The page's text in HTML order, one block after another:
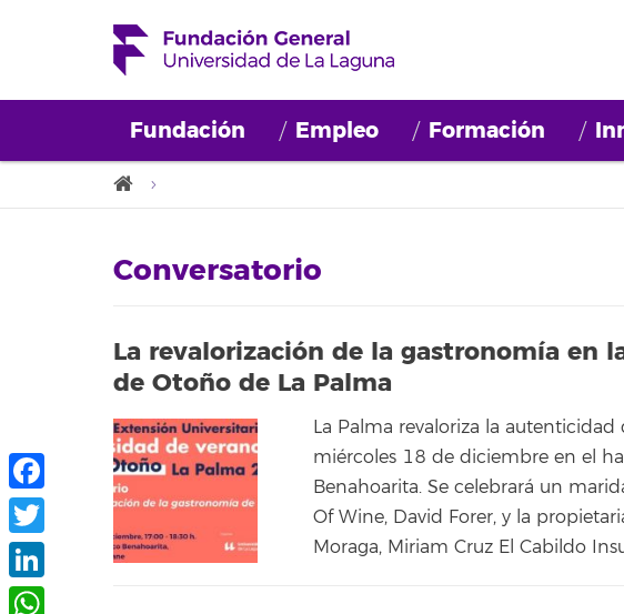
Fundación Empleo Formación
Conversatorio
La revalorización de la gastronomía en
de Otoño de La Palma
La Palma revaloriza la
miércoles 18 de diciembre en el
Benahoarita. Se celebrará un
Of Wine, David Forer, y la
Moraga, Miriam Cruz El Cabildo
Facebook
Twitter
LinkedIn